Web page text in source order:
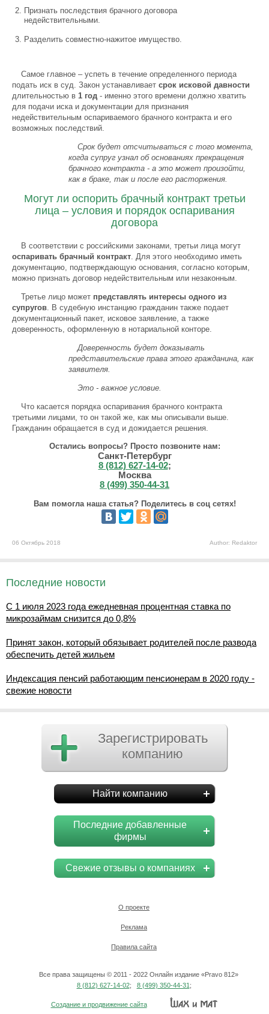
Признать последствия брачного договора
недействительными.
Разделить совместно-нажитое имущество.
Самое главное – успеть в течение определенного периода
подать иск в суд. Закон устанавливает срок исковой давности
длительностью в 1 год - именно этого времени должно хватить
для подачи иска и документации для признания
недействительным оспариваемого брачного контракта и его
возможных последствий.
Срок будет отсчитываться с того момента,
когда супруг узнал об основаниях прекращения
брачного контракта - а это может произойти,
как в браке, так и после его расторжения.
Могут ли оспорить брачный контракт третьи
лица – условия и порядок оспаривания
договора
В соответствии с российскими законами, третьи лица могут
оспаривать брачный контракт. Для этого необходимо иметь
документацию, подтверждающую основания, согласно которым,
можно признать договор недействительным или незаконным.
Третье лицо может представлять интересы одного из
супругов. В судебную инстанцию гражданин также подает
документационный пакет, исковое заявление, а также
доверенность, оформленную в нотариальной конторе.
Доверенность будет доказывать
представительские права этого гражданина, как
заявителя.
Это - важное условие.
Что касается порядка оспаривания брачного контракта
третьими лицами, то он такой же, как мы описывали выше.
Гражданин обращается в суд и дожидается решения.
Остались вопросы? Просто позвоните нам:
Санкт-Петербург
8 (812) 627-14-02;
Москва
8 (499) 350-44-31
Вам помогла наша статья? Поделитесь в соц сетях!
06 Октябрь 2018 Author: Redaktor
Последние новости
С 1 июля 2023 года ежедневная процентная ставка по
микрозаймам снизится до 0,8%
Принят закон, который обязывает родителей после развода
обеспечить детей жильем
Индексация пенсий работающим пенсионерам в 2020 году -
свежие новости
Зарегистрировать
компанию
Найти компанию
Последние добавленные
фирмы
Свежие отзывы о компаниях
О проекте
Реклама
Правила сайта
Все права защищены © 2011 - 2022 Онлайн издание «Pravo 812»
8 (812) 627-14-02; 8 (499) 350-44-31 ;
Создание и продвижение сайта